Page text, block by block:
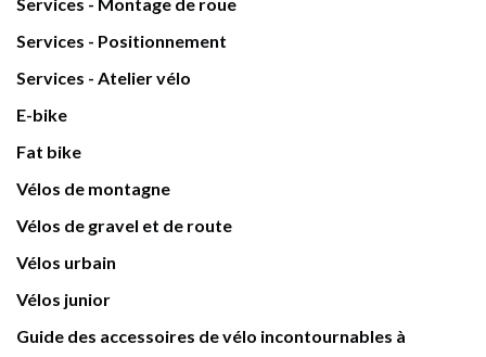
Services - Positionnement
Services - Atelier vélo
E-bike
Fat bike
Vélos de montagne
Vélos de gravel et de route
Vélos urbain
Vélos junior
Guide des accessoires de vélo incontournables à